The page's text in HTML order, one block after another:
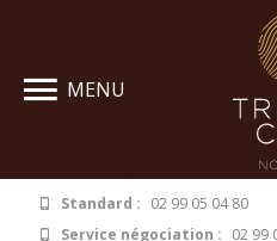
MENU
Standard : 02 99 05 04 80
Service négociation : 02 99
Panneau de gestion des